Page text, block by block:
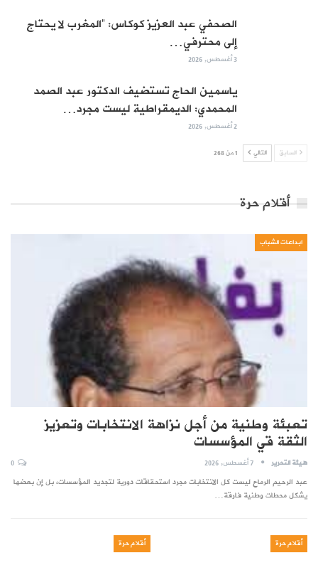
الصحفي عبد العزيز كوكاس: “المغرب لا يحتاج
إلى محترفي…
3 أغسطس, 2026
ياسمين الحاج تستضيف الدكتور عبد الصمد
المحمدي: الديمقراطية ليست مجرد…
2 أغسطس, 2026
السابق التالي 1 من 268
أقلام حرة
ابداعات الشباب
تعبئة وطنية من أجل نزاهة الانتخابات وتعزيز
الثقة قي المؤسسات
هيئة التحرير 7 أغسطس, 2026
عبد الرحيم الرماح ليست كل الانتخابات مجرد استحقاقات دورية لتجديد المؤسسات، بل إن بعضها
يشكل محطات وطنية فارقة…
أقلام حرة أقلام حرة